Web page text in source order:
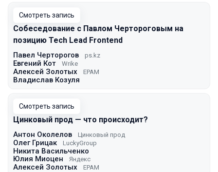
Смотреть запись
Собеседование с Павлом Чертороговым на
позицию Tech Lead Frontend
Павел Черторогов ps.kz
Евгений Кот Wrike
Алексей Золотых EPAM
Владислав Козуля
Смотреть запись
Цинковый прод — что происходит?
Антон Околелов Цинковый прод
Олег Грицак LuckyGroup
Никита Васильченко
Юлия Миоцен
Яндекс
Алексей Золотых EPAM